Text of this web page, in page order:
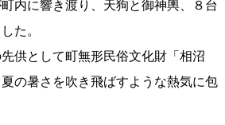
内に響き渡り、天狗と御神輿、８台
た。
供として町無形民俗文化財「相沼
の暑さを吹き飛ばすような熱気に包